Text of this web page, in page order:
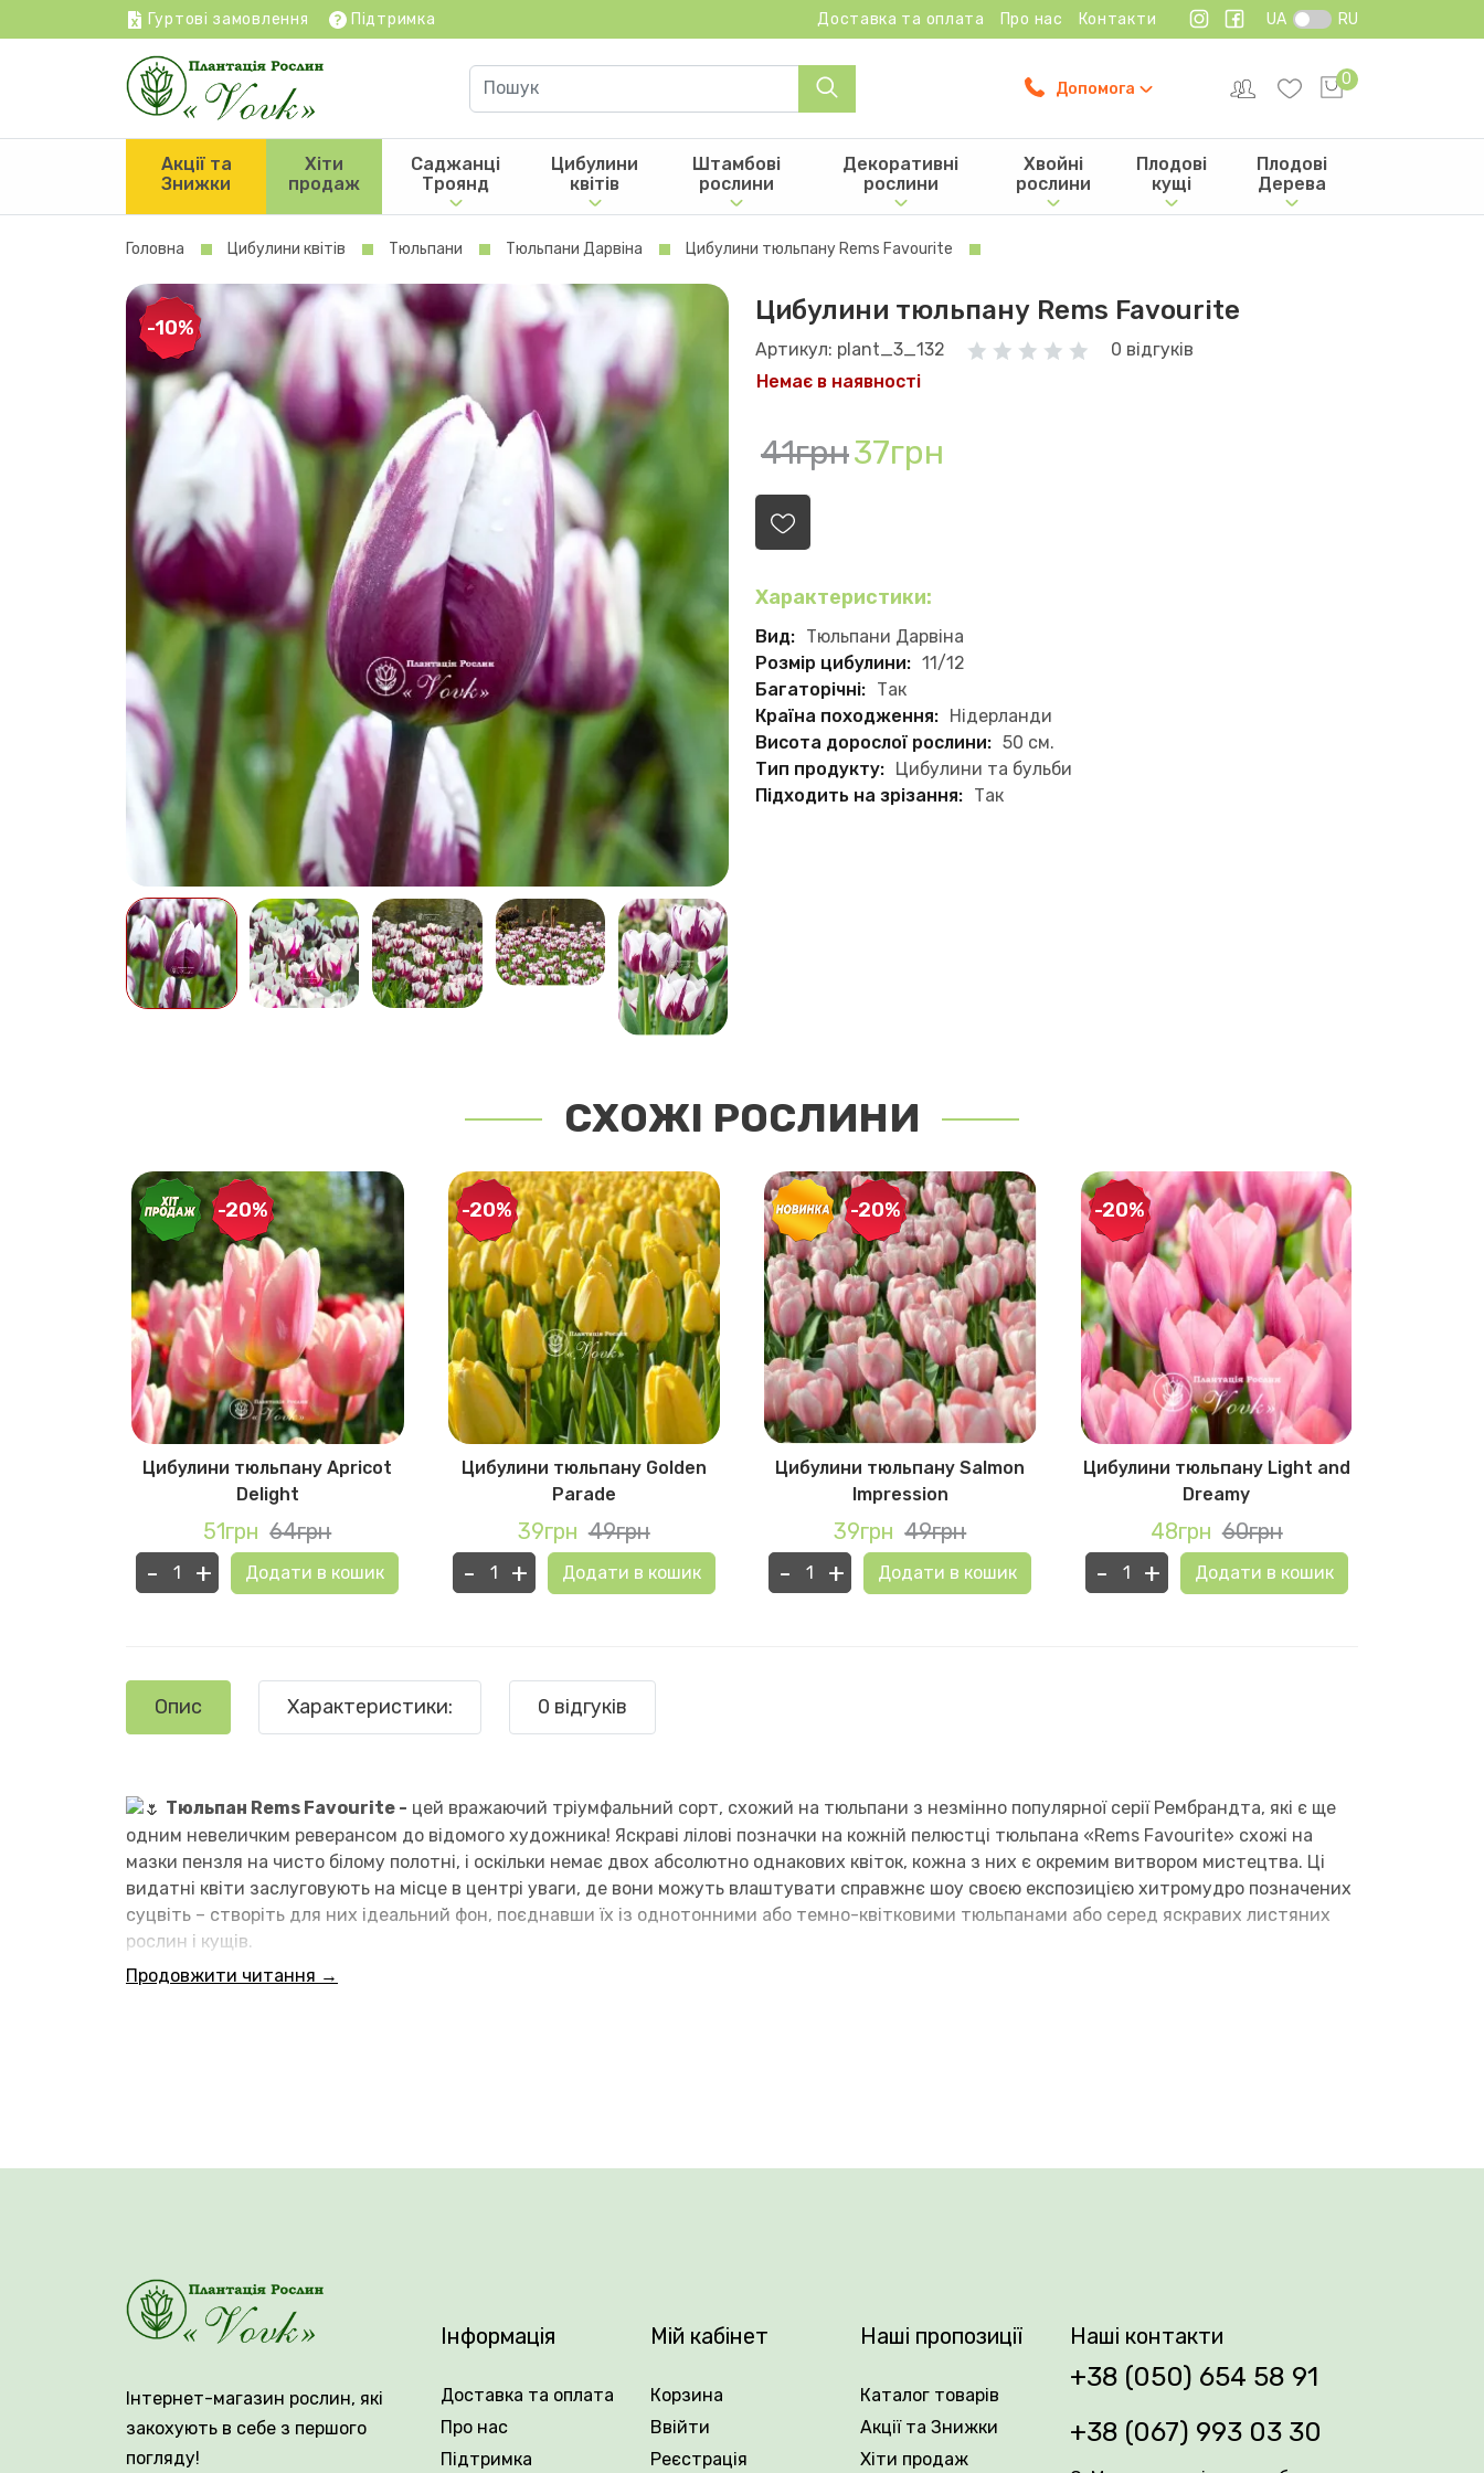
Гуртові замовлення Підтримка Доставка та оплата Про нас Контакти UA RU
Допомога
0
Акції та
Знижки
Хіти
продаж
Саджанці
Троянд
Цибулини
квітів
Штамбові
рослини
Декоративні
рослини
Хвойні
рослини
Плодові
кущі
Плодові
Дерева
Головна Цибулини квітів Тюльпани Тюльпани Дарвіна Цибулини тюльпану Rems Favourite
-10%
Цибулини тюльпану Rems Favourite
Артикул: plant_3_132
0 відгуків
Немає в наявності
41грн37грн
Характеристики:
Вид: Тюльпани Дарвіна
Розмір цибулини: 11/12
Багаторічні: Так
Країна походження: Нідерланди
Висота дорослої рослини: 50 см.
Тип продукту: Цибулини та бульби
Підходить на зрізання: Так
СХОЖІ РОСЛИНИ
-20%
Цибулини тюльпану Apricot
Delight
51грн 64грн
- + Додати в кошик
-20%
Цибулини тюльпану Golden
Parade
39грн 49грн
- + Додати в кошик
-20%
Цибулини тюльпану Salmon
Impression
39грн 49грн
- + Додати в кошик
-20%
Цибулини тюльпану Light and
Dreamy
48грн 60грн
- + Додати в кошик
Опис Характеристики: 0 відгуків
Тюльпан Rems Favourite - цей вражаючий тріумфальний сорт, схожий на тюльпани з незмінно популярної серії Рембрандта, які є ще
одним невеличким реверансом до відомого художника! Яскраві лілові позначки на кожній пелюстці тюльпана «Rems Favourite» схожі на
мазки пензля на чисто білому полотні, і оскільки немає двох абсолютно однакових квіток, кожна з них є окремим витвором мистецтва. Ці
видатні квіти заслуговують на місце в центрі уваги, де вони можуть влаштувати справжнє шоу своєю експозицією хитромудро позначених
суцвіть – створіть для них ідеальний фон, поєднавши їх із однотонними або темно-квітковими тюльпанами або серед яскравих листяних
рослин і кущів.
швидкорослий сорт, який цвіте протягом багатьох тижнів, має традиційні чашеподібні квіти, які гордо сидять на високих, міцних стеблах.
Якщо ви насолоджуєтеся свіжозрізаними квітами у своєму домі, тюльпан Rems Favourite вас не розчарує. Завдяки довготривалому
збереженніу вазі, цей яскравий сорт без зусиль додасть щось особливе будь-якій композиції в приміщенні.
Продовжити читання →
Інтернет-магазин рослин, які
закохують в себе з першого
погляду!
Інформація
Доставка та оплата
Про нас
Підтримка
Мій кабінет
Корзина
Ввійти
Реєстрація
Наші пропозиції
Каталог товарів
Акції та Знижки
Хіти продаж
Наші контакти
+38 (050) 654 58 91
+38 (067) 993 03 30